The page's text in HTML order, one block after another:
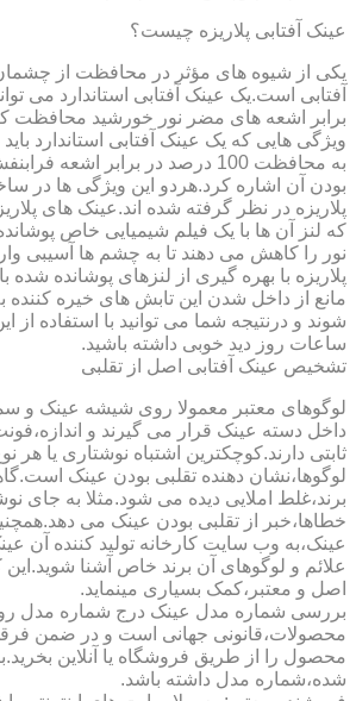
عینک آفتابی پلاریزه چیست؟
یکی از شیوه های مؤثر در محافظت از
آفتابی است.یک عینک آفتابی استاندارد می
برابر اشعه های مضر نور خورشید محافظت
ویژگی هایی که یک عینک آفتابی استاندارد
به محافظت 100 درصد در برابر اشعه
بودن آن اشاره کرد.هردو این ویژگی ها در
پلاریزه در نظر گرفته شده اند.عینک های
که لنز آن ها با یک فیلم شیمیایی خاص
نور را کاهش می دهند تا به چشم ها آسیبی
پلاریزه با بهره گیری از لنزهای پوشانده شده
مانع از داخل شدن این تابش های خیره
شوند و درنتیجه شما می توانید با استفاده از
ساعات روز دید خوبی داشته باشید.
تشخیص عینک آفتابی اصل از تقلبی
لوگوهای معتبر معمولا روی شیشه عینک و
داخل دسته عینک قرار می گیرند و
ثابتی دارند.کوچکترین اشتباه نوشتاری یا هر
لوگوها،نشان دهنده تقلبی بودن عینک
برند،غلط املایی دیده می شود.مثلا به جای
خطاها،خبر از تقلبی بودن عینک می
عینک،به وب سایت کارخانه تولید کننده آن
علائم و لوگوهای آن برند خاص آشنا شوید.این
اصل و معتبر،کمک بسیاری مینماید.
بررسی شماره مدل عینک درج شماره مدل
محصولات،قانونی جهانی است و در ضمن
محصول را از طریق فروشگاه یا آنلاین
شده،شماره مدل داشته باشد.